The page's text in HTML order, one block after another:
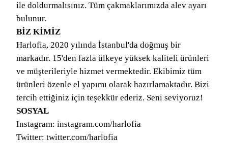
ile doldurmalısınız. Tüm çakmaklarımızda alev ayarı
bulunur.
BİZ KİMİZ
Harlofia, 2020 yılında İstanbul'da doğmuş bir
markadır. 15'den fazla ülkeye yüksek kaliteli ürünleri
ve müşterileriyle hizmet vermektedir. Ekibimiz tüm
ürünleri özenle el yapımı olarak hazırlamaktadır. Bizi
tercih ettiğiniz için teşekkür ederiz. Seni seviyoruz!
SOSYAL
Instagram: instagram.com/harlofia
Twitter: twitter.com/harlofia